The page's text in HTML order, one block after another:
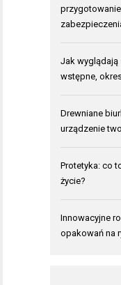
Jak wyglądają
wstępne,
Drewniane
urządzenie
Protetyka: co
życie?
Innowacyjne
opakowań na